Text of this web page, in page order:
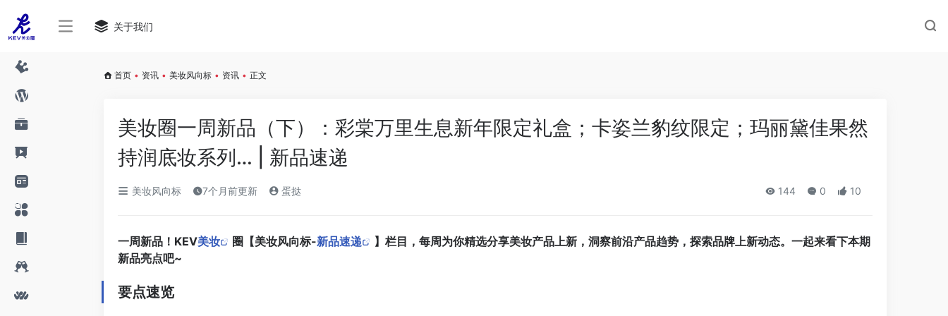
关于我们
首页 • 资讯 • 美妆风向标 • 资讯 • 正文
美妆圈一周新品（下）：彩棠万里生息新年限定礼盒；卡姿兰豹纹限定；玛丽黛佳果然
持润底妆系列… | 新品速递
美妆风向标 7个月前更新 蛋挞 144 0 10
一周新品！KEV美妆 圈【美妆风向标-新品速递
】栏目，每周为你精选分享美妆产品上新，洞察前沿产品趋势，探索品牌上新动态。一起来看下本期
新品亮点吧~
要点速览